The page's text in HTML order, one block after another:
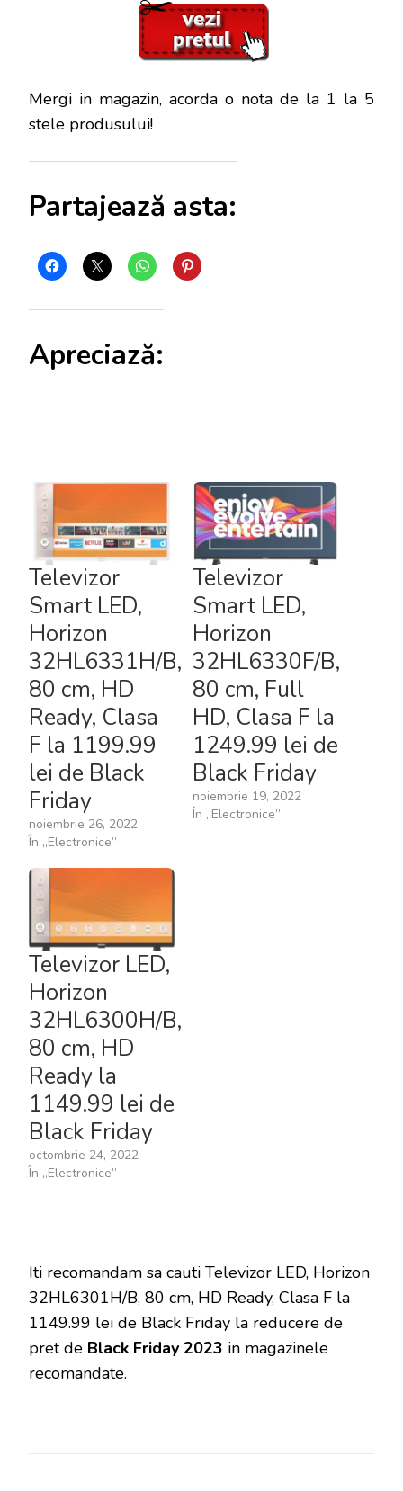
Mergi in magazin, acorda o nota de la 1 la 5
stele produsului!
Partajează asta:
Apreciază:
Televizor
Smart LED,
Horizon
32HL6331H/B,
80 cm, HD
Ready, Clasa
F la 1199.99
lei de Black
Friday
noiembrie 26, 2022
În „Electronice”
Televizor
Smart LED,
Horizon
32HL6330F/B,
80 cm, Full
HD, Clasa F la
1249.99 lei de
Black Friday
noiembrie 19, 2022
În „Electronice”
Televizor LED,
Horizon
32HL6300H/B,
80 cm, HD
Ready la
1149.99 lei de
Black Friday
octombrie 24, 2022
În „Electronice”
Iti recomandam sa cauti Televizor LED, Horizon
32HL6301H/B, 80 cm, HD Ready, Clasa F la
1149.99 lei de Black Friday la reducere de
pret de Black Friday 2023 in magazinele
recomandate.